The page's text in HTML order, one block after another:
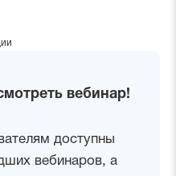
вебинар!
доступны
вебинаров, а